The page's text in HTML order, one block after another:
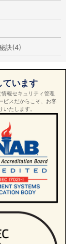
訣(4)
ています
報セキュリティ管理
ビスだからこそ、お客
たします。